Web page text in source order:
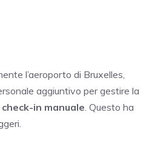
l’aeroporto di Bruxelles,
aggiuntivo per gestire la
check-in manuale . Questo ha